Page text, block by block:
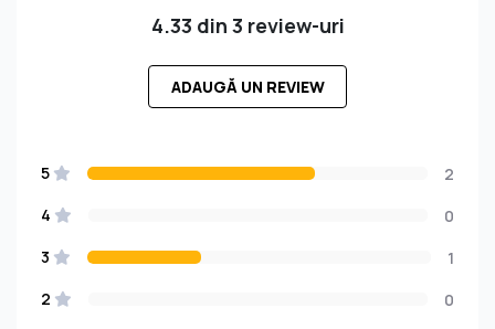
4.33 din 3 review-uri
ADAUGĂ UN REVIEW
5
2
4
0
3
1
2
0